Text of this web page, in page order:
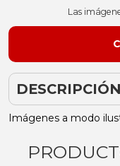
Las
DESCRIPCIÓN
Imágenes a modo